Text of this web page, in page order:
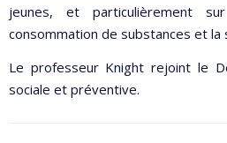
jeunes, et particulièrement
consommation de substances et la
Le professeur Knight rejoint le
sociale et préventive.